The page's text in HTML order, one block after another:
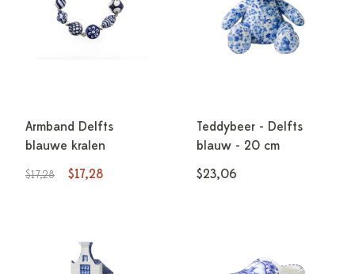
Armband Delfts
blauwe kralen
$17,28 $17,28
Teddybeer - Delfts
blauw - 20 cm
$23,06